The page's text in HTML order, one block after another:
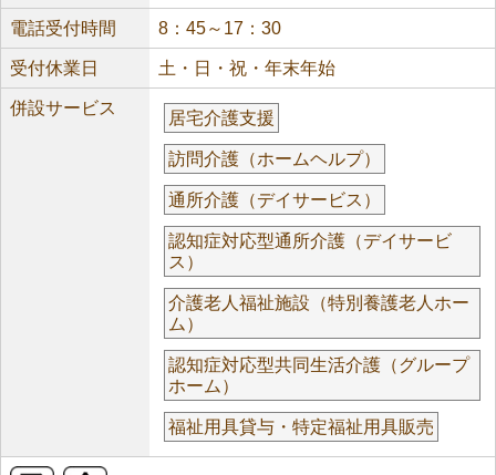
電話受付時間 8：45～17：30
受付休業日 土・日・祝・年末年始
併設サービス
居宅介護支援
訪問介護（ホームヘルプ）
通所介護（デイサービス）
認知症対応型通所介護（デイサービ
ス）
介護老人福祉施設（特別養護老人ホー
ム）
認知症対応型共同生活介護（グループ
ホーム）
福祉用具貸与・特定福祉用具販売